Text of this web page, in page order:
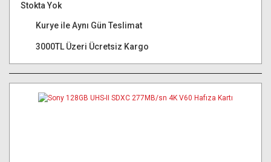
Stokta Yok
Kurye ile Aynı Gün Teslimat
3000TL Üzeri Ücretsiz Kargo